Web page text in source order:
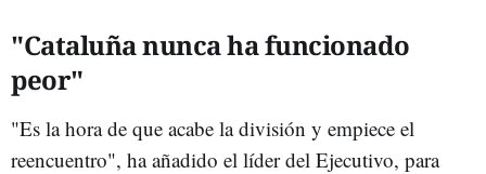
"Cataluña nunca ha funcionado
peor"
"Es la hora de que acabe la división y empiece el
reencuentro", ha añadido el líder del Ejecutivo, para